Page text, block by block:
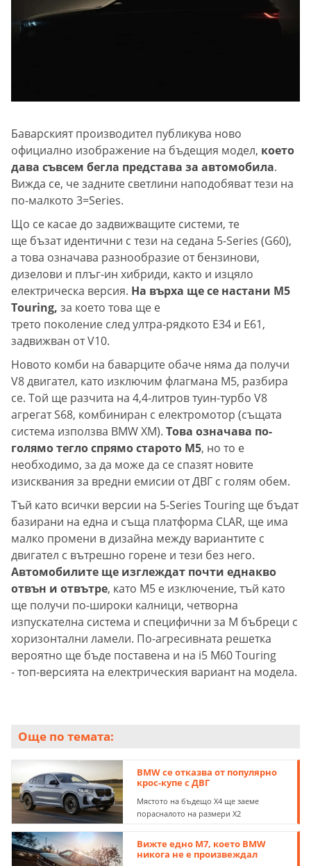
Баварският производител публикува ново
официално изображение на бъдещия модел, което
дава съвсем бегла представа за автомобила.
Вижда се, че задните светлини наподобяват тези на
по-малкото 3=Series.
Що се касае до задвижващите системи, те
ще бъзат идентични с тези на седана 5-Series (G60),
а това означава разнообразие от бензинови,
дизелови и плъг-ин хибриди, както и изцяло
електрическа версия. На върха ще се настани M5
Touring, за което това ще е
трето поколение след ултра-рядкото E34 и E61,
задвижван от V10.
Новото комби на баварците обаче няма да получи
V8 двигател, като изключим флагмана M5, разбира
се. Той ще разчита на 4,4-литров туин-турбо V8
агрегат S68, комбиниран с електромотор (същата
система използва BMW XM). Това означава по-
голямо тегло спрямо старото M5, но то е
необходимо, за да може да се спазят новите
изисквания за вредни емисии от ДВГ с голям обем.
Тъй като всички версии на 5-Series Touring ще бъдат
базирани на една и съща платформа CLAR, ще има
малко промени в дизайна между вариантите с
двигател с вътрешно горене и тези без него.
Автомобилите ще изглеждат почти еднакво
отвън и отвътре, като M5 е изключение, тъй като
ще получи по-широки калници, четворна
изпускателна система и специфични за M бъбреци с
хоризонтални ламели. По-агресивната решетка
вероятно ще бъде поставена и на i5 M60 Touring
- топ-версията на електрическия вариант на модела.
Още по темата:
BMW се отказва от популярно
крос-купе с ДВГ
Мястото на бъдещо X4 ще заеме
порасналото на размери X2
Вижте едно M7, което BMW
никога не е произвеждал